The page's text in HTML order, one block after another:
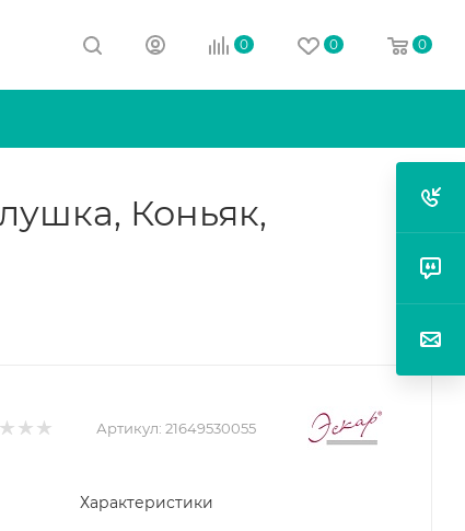
0 0 0
Коньяк,
Артикул: 21649530055
Характеристики